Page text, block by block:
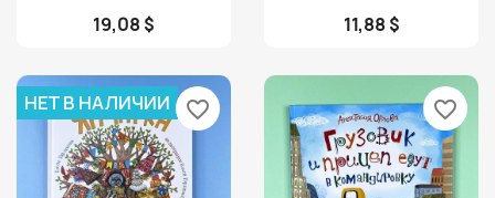
19,08 $ 11,88 $
НЕТ В НАЛИЧИИ favorite_border favorite_border